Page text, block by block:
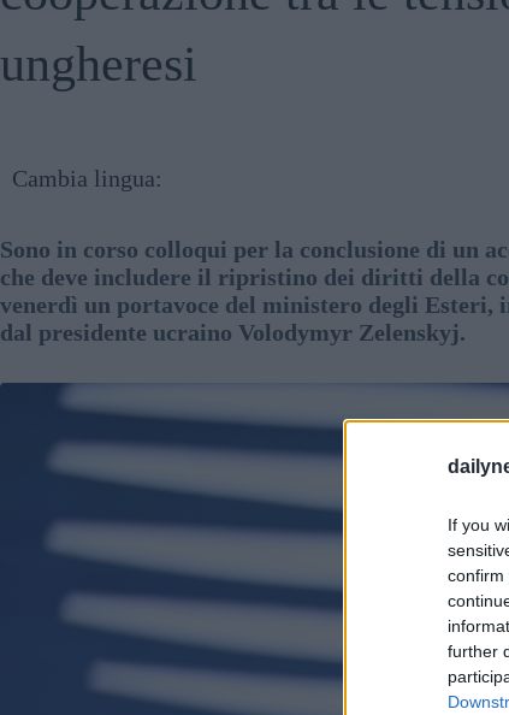
If you
confirm
further
ungheresi
Cambia lingua:
Sono in corso colloqui per la conclusione di un
che deve includere il ripristino dei diritti della
venerdì un portavoce del ministero degli
dal presidente ucraino Volodymyr Zelenskyj.